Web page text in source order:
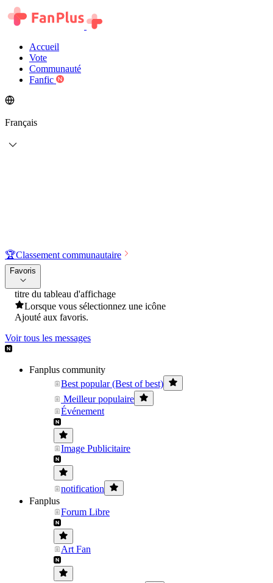
Accueil
Vote
Communauté
Fanfic
Français
🏆Classement communautaire
Favoris
titre du tableau d'affichage
Lorsque vous sélectionnez une icône
Ajouté aux favoris.
Voir tous les messages
Fanplus community
Best popular (Best of best)
Meilleur populaire
Événement
Image Publicitaire
notification
Fanplus
Forum Libre
Art Fan